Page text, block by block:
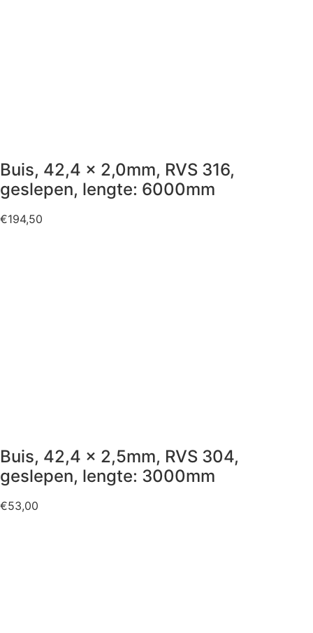
Buis, 42,4 x 2,0mm, RVS 316,
geslepen, lengte: 6000mm
€194,50
Buis, 42,4 x 2,5mm, RVS 304,
geslepen, lengte: 3000mm
€53,00